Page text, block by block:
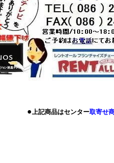
●上記商品はセンター取寄せ